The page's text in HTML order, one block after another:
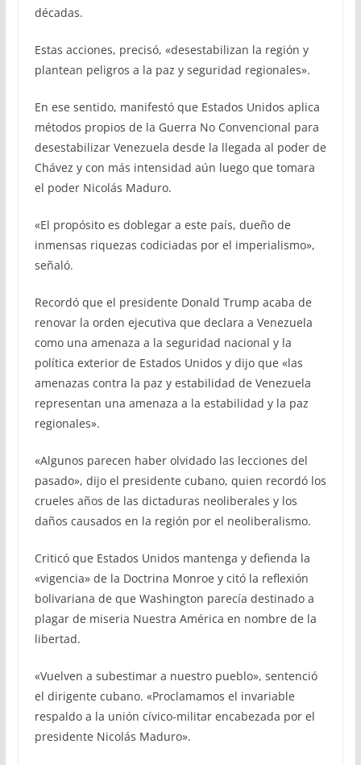
décadas.
Estas acciones, precisó, «desestabilizan la región y
plantean peligros a la paz y seguridad regionales».
En ese sentido, manifestó que Estados Unidos aplica
métodos propios de la Guerra No Convencional para
desestabilizar Venezuela desde la llegada al poder de
Chávez y con más intensidad aún luego que tomara
el poder Nicolás Maduro.
«El propósito es doblegar a este país, dueño de
inmensas riquezas codiciadas por el imperialismo»,
señaló.
Recordó que el presidente Donald Trump acaba de
renovar la orden ejecutiva que declara a Venezuela
como una amenaza a la seguridad nacional y la
política exterior de Estados Unidos y dijo que «las
amenazas contra la paz y estabilidad de Venezuela
representan una amenaza a la estabilidad y la paz
regionales».
«Algunos parecen haber olvidado las lecciones del
pasado», dijo el presidente cubano, quien recordó los
crueles años de las dictaduras neoliberales y los
daños causados en la región por el neoliberalismo.
Criticó que Estados Unidos mantenga y defienda la
«vigencia» de la Doctrina Monroe y citó la reflexión
bolivariana de que Washington parecía destinado a
plagar de miseria Nuestra América en nombre de la
libertad.
«Vuelven a subestimar a nuestro pueblo», sentenció
el dirigente cubano. «Proclamamos el invariable
respaldo a la unión cívico-militar encabezada por el
presidente Nicolás Maduro».